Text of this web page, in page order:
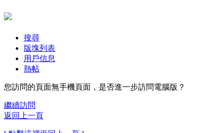
搜尋
版塊列表
用戶信息
熱帖
您訪問的頁面無手機頁面，是否進一步訪問電腦版？
繼續訪問
返回上一頁